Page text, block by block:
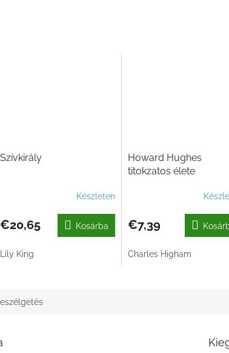
Szívkirály
Készleten
€20,65 Kosárba
Lily King
Howard Hughes
titokzatos élete
€7,39
Charles Higham